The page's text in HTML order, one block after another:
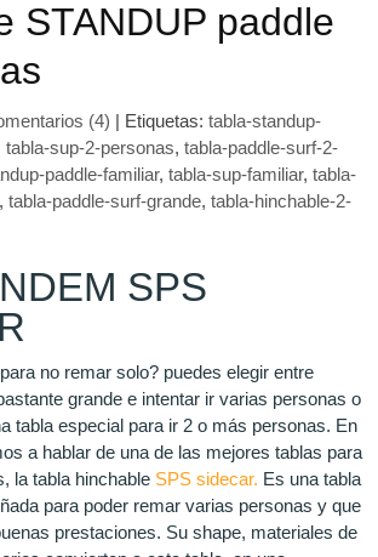
STANDUP paddle
(4) Etiquetas: tabla-standup-
tabla-sup-2-personas, tabla-paddle-surf-2-
paddle-familiar, tabla-sup-familiar, tabla-
, tabla-paddle-surf-grande, tabla-hinchable-2-
SPS
no remar solo? puedes elegir entre
grande e intentar ir varias personas o
tabla especial para ir 2 o más personas. En
a hablar de una de las mejores tablas para
la tabla hinchable SPS sidecar. Es una tabla
para poder remar varias personas y que
prestaciones. Su shape, materiales de